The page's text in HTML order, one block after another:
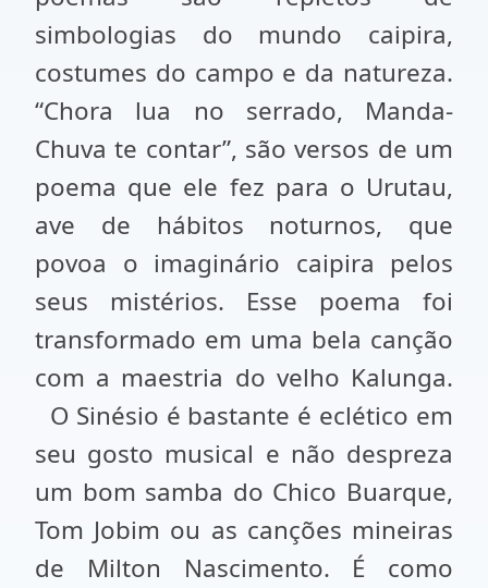
simbologias do mundo caipira,
costumes do campo e da natureza.
“Chora lua no serrado, Manda-
Chuva te contar”, são versos de um
poema que ele fez para o Urutau,
ave de hábitos noturnos, que
povoa o imaginário caipira pelos
seus mistérios. Esse poema foi
transformado em uma bela canção
com a maestria do velho Kalunga.
O Sinésio é bastante é eclético em
seu gosto musical e não despreza
um bom samba do Chico Buarque,
Tom Jobim ou as canções mineiras
de Milton Nascimento. É como